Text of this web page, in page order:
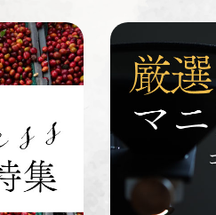
雑貨 福袋
期便
ホンジュラ